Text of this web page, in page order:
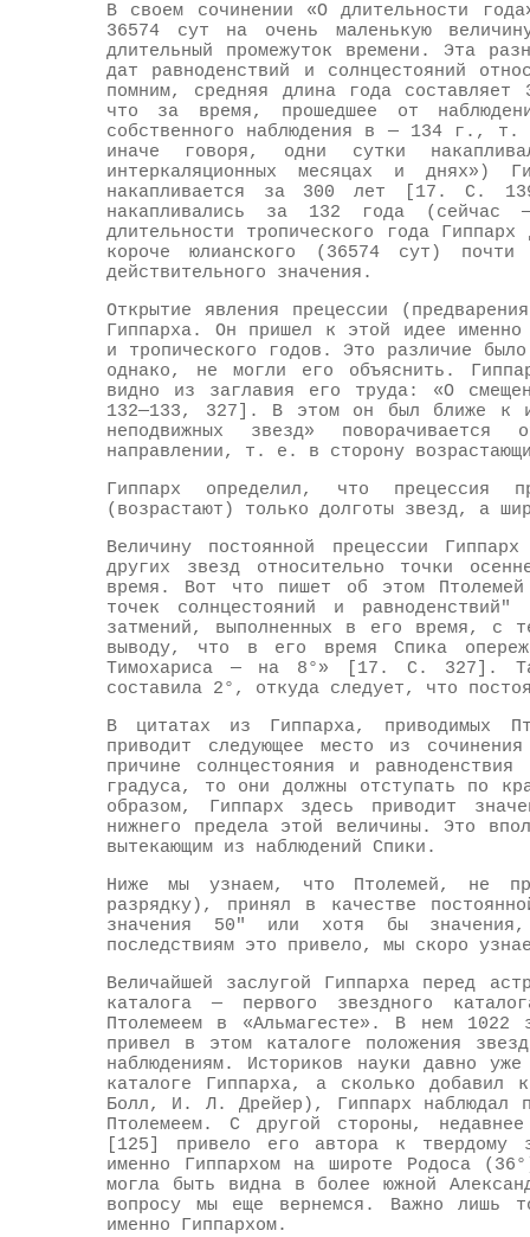
В своем сочинении «О длительности
36574 сут на очень маленькую
длительный промежуток времени. Эта
дат равноденствий и солнцестояний
помним, средняя длина года
что за время, прошедшее от
собственного наблюдения в — 134 г.,
иначе говоря, одни сутки
интеркаляционных месяцах и днях»)
накапливается за 300 лет [17. С.
накапливались за 132 года
длительности тропического года
короче юлианского (36574 сут)
действительного значения.
Открытие явления прецессии
Гиппарха. Он пришел к этой идее именно
и тропического годов. Это различие
однако, не могли его объяснить.
видно из заглавия его труда: «О
132—133, 327]. В этом он был ближе к
неподвижных звезд» поворачивается
направлении, т. е. в сторону
Гиппарх определил, что прецессия
(возрастают) только долготы звезд, а
Величину постоянной прецессии
других звезд относительно точки
время. Вот что пишет об этом
точек солнцестояний и
затмений, выполненных в его время, с
выводу, что в его время Спика
Тимохариса — на 8°» [17. С. 327].
составила 2°, откуда следует, что
В цитатах из Гиппарха, приводимых
приводит следующее место из
причине солнцестояния и
градуса, то они должны отступать по
образом, Гиппарх здесь приводит
нижнего предела этой величины. Это
вытекающим из наблюдений Спики.
Ниже мы узнаем, что Птолемей, не
разрядку), принял в качестве
значения 50" или хотя бы
последствиям это привело, мы скоро
Величайшей заслугой Гиппарха перед
каталога — первого звездного
Птолемеем в «Альмагесте». В нем
привел в этом каталоге положения
наблюдениям. Историков науки давно
каталоге Гиппарха, а сколько
Болл, И. Л. Дрейер), Гиппарх наблюдал
Птолемеем. С другой стороны,
[125] привело его автора к твердому
именно Гиппархом на широте Родоса
могла быть видна в более южной
вопросу мы еще вернемся. Важно лишь
именно Гиппархом.